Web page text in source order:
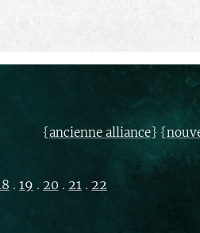
{ancienne alliance} {
. 19 . 20 . 21 . 22